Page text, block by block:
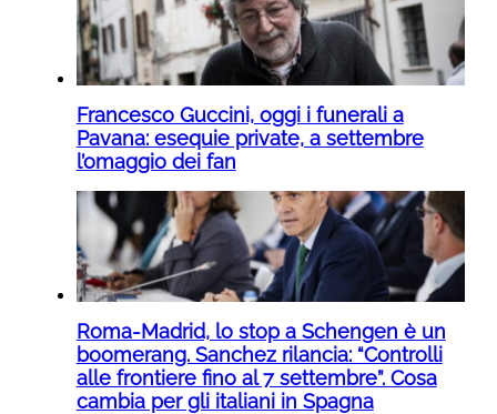
Francesco Guccini, oggi i funerali a
Pavana: esequie private, a settembre
l’omaggio dei fan
Roma-Madrid, lo stop a Schengen è un
boomerang. Sanchez rilancia: “Controlli
alle frontiere fino al 7 settembre”. Cosa
cambia per gli italiani in Spagna